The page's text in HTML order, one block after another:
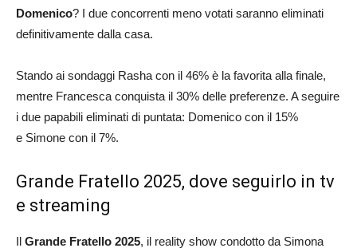
Domenico? I due concorrenti meno votati saranno eliminati
definitivamente dalla casa.
Stando ai sondaggi Rasha con il 46% è la favorita alla finale,
mentre Francesca conquista il 30% delle preferenze. A seguire
i due papabili eliminati di puntata: Domenico con il 15%
e Simone con il 7%.
Grande Fratello 2025, dove seguirlo in tv
e streaming
Il Grande Fratello 2025, il reality show condotto da Simona